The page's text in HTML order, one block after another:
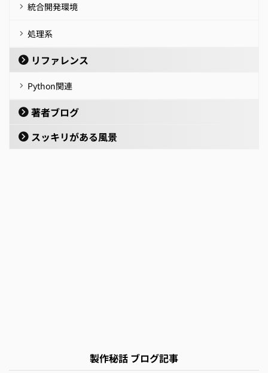
統合開発環境
処理系
リファレンス
Python関連
著者ブログ
スッキリがある風景
製作秘話 ブログ記事